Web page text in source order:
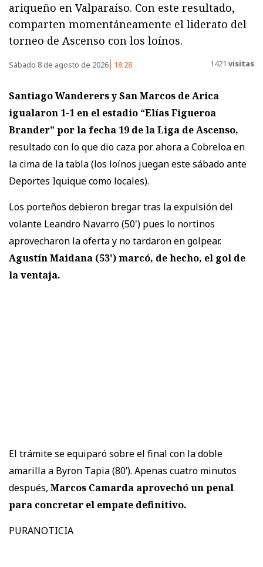
ariqueño en Valparaíso. Con este resultado,
comparten momentáneamente el liderato del
torneo de Ascenso con los loínos.
Sábado 8 de agosto de 2026 18:28 1421 visitas
Santiago Wanderers y San Marcos de Arica
igualaron 1-1 en el estadio “Elías Figueroa
Brander” por la fecha 19 de la Liga de Ascenso,
resultado con lo que dio caza por ahora a Cobreloa en
la cima de la tabla (los loínos juegan este sábado ante
Deportes Iquique como locales).
Los porteños debieron bregar tras la expulsión del
volante Leandro Navarro (50') pues lo nortinos
aprovecharon la oferta y no tardaron en golpear.
Agustín Maidana (53') marcó, de hecho, el gol de
la ventaja.
El trámite se equiparó sobre el final con la doble
amarilla a Byron Tapia (80’). Apenas cuatro minutos
después, Marcos Camarda aprovechó un penal
para concretar el empate definitivo.
PURANOTICIA